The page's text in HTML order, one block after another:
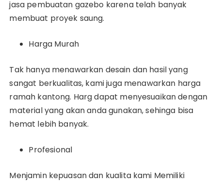
jasa pembuatan gazebo karena telah banyak
membuat proyek saung.
Harga Murah
Tak hanya menawarkan desain dan hasil yang
sangat berkualitas, kami juga menawarkan harga
ramah kantong. Harg dapat menyesuaikan dengan
material yang akan anda gunakan, sehinga bisa
hemat lebih banyak.
Profesional
Menjamin kepuasan dan kualita kami Memiliki